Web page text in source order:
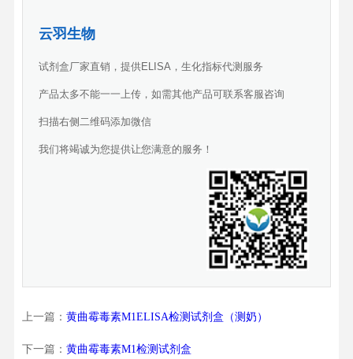
云羽生物
试剂盒厂家直销，提供ELISA，生化指标代测服务
产品太多不能一一上传，如需其他产品可联系客服咨询
扫描右侧二维码添加微信
我们将竭诚为您提供让您满意的服务！
上一篇： 黄曲霉毒素M1ELISA检测试剂盒（测奶）
下一篇： 黄曲霉毒素M1检测试剂盒